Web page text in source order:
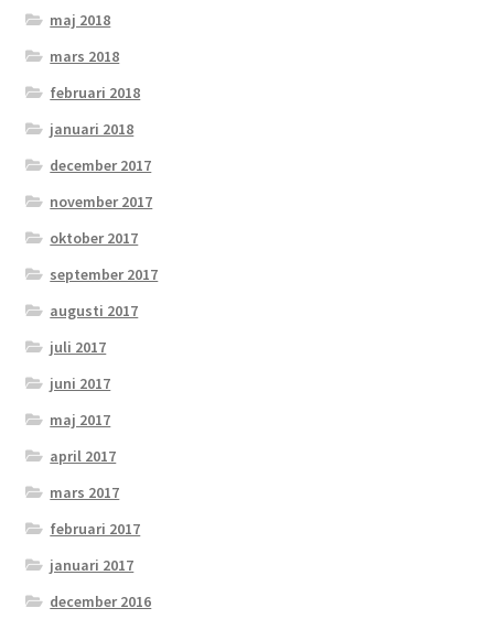
maj 2018
mars 2018
februari 2018
januari 2018
december 2017
november 2017
oktober 2017
september 2017
augusti 2017
juli 2017
juni 2017
maj 2017
april 2017
mars 2017
februari 2017
januari 2017
december 2016